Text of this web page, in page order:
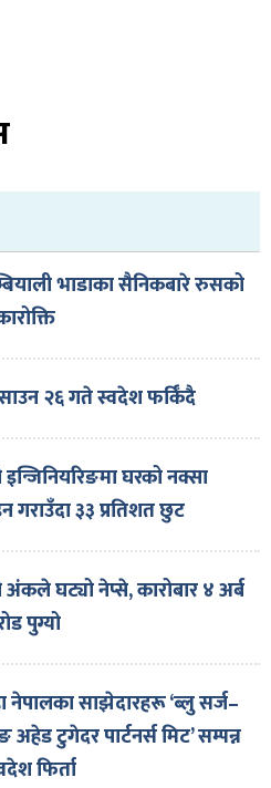
भाडाका सैनिकबारे रुसको
२६ गते स्वदेश फर्किँदै
घरको नक्सा
गराउँदा ३३ प्रतिशत छुट
अंकले घट्यो नेप्से, कारोबार ४ अर्ब
पुग्यो
नेपालका साझेदारहरू ‘ब्लु सर्ज–
अहेड टुगेदर पार्टनर्स मिट’ सम्पन्न
फिर्ता